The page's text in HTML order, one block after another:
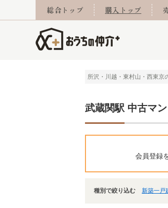
総合トップ 購入トップ
詳細条件から探す 学
グル
不動産売却専門館 売
住み替え
おうちLABO 建築事
おうちのリフォーム
会社概要 スタッフ紹介
所沢営業
不動産Q&A マンショ
ご来店予約 オンライン
所沢・川越・東村山・西東京
武蔵関駅 中古マ
会員登録
種別で絞り込む 新築一戸